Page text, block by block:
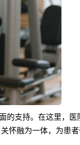
支持。在这里，医
怀融为一体，为患